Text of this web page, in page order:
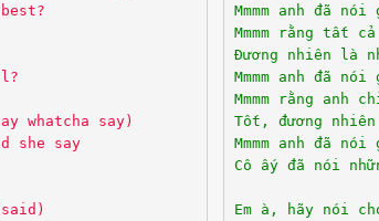
whatcha say)
she say
Mmmm anh đã
Mmmm rằng tất
Đương nhiên là
Mmmm anh đã
Mmmm rằng anh
Tốt, đương
Mmmm anh đã
Cô ấy đã nói
Em à, hãy nói